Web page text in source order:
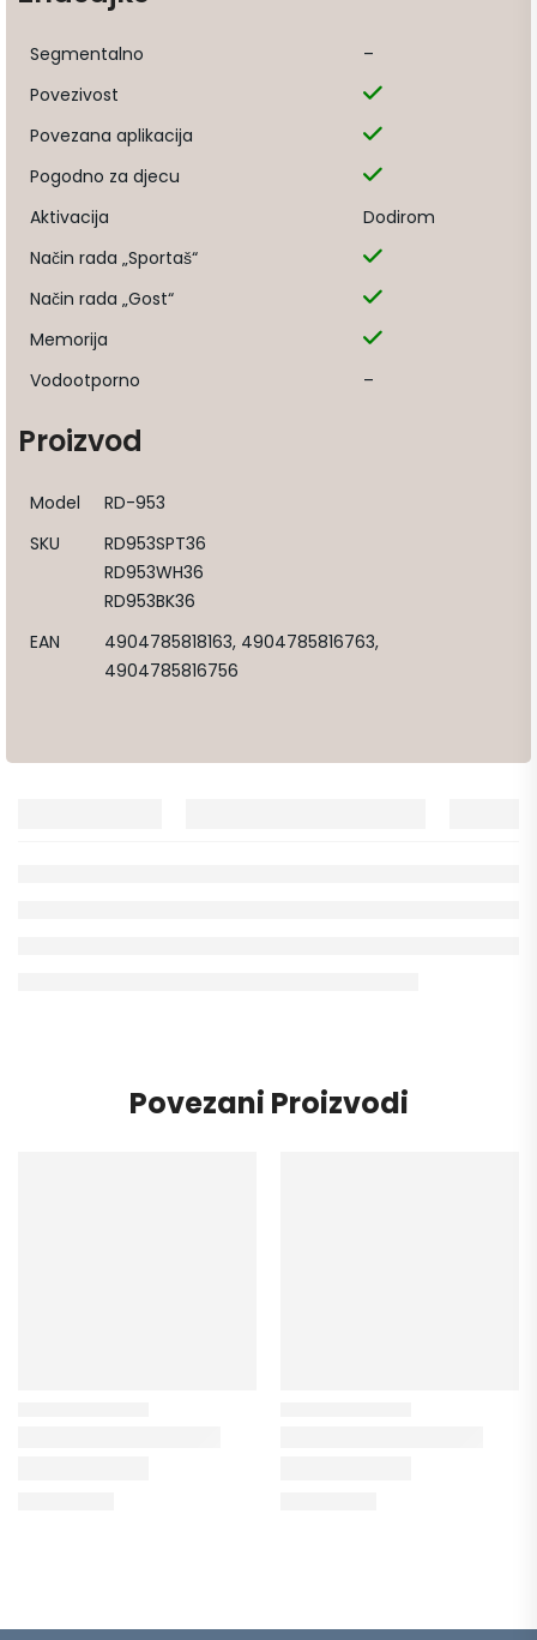
Segmentalno
–
Povezivost
Povezana aplikacija
Pogodno za djecu
Aktivacija
Dodirom
Način rada „Sportaš“
Način rada „Gost“
Memorija
Vodootporno
–
Proizvod
Model
RD-953
SKU
RD953SPT36
RD953WH36
RD953BK36
EAN
4904785818163, 4904785816763,
4904785816756
Povezani Proizvodi